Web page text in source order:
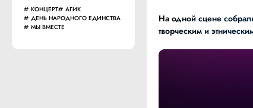
КОНЦЕРТ
АГИК
ДЕНЬ НАРОДНОГО ЕДИНСТВА
МЫ ВМЕСТЕ
На одной сцене
творческим и